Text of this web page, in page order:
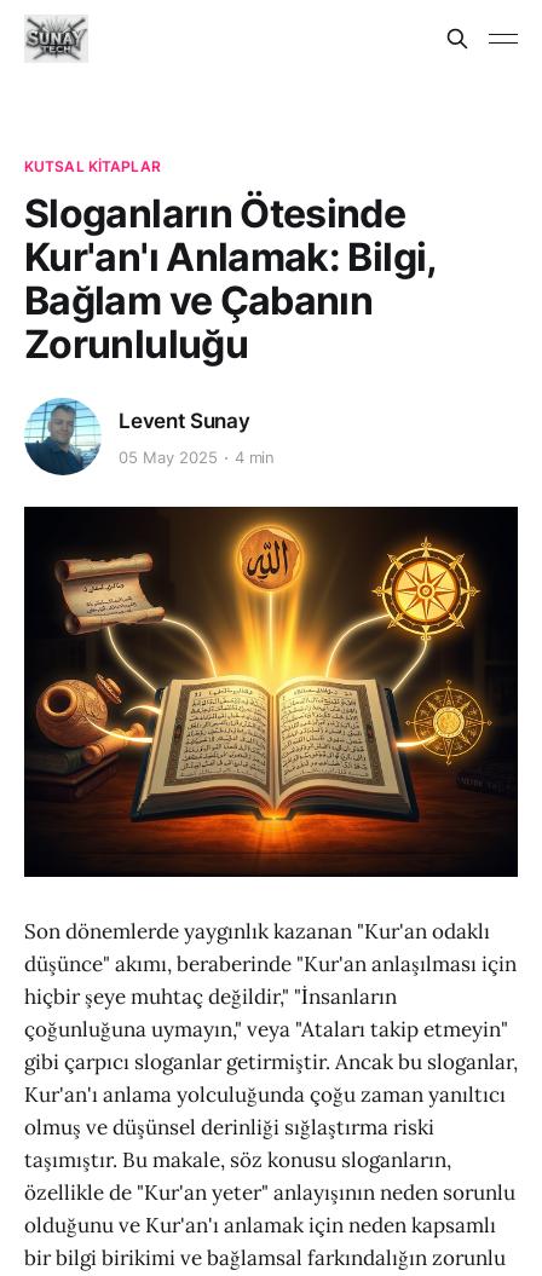
KUTSAL KITAPLAR
Sloganların Ötesinde
Kur'an'ı Anlamak: Bilgi,
Bağlam ve Çabanın
Zorunluluğu
Levent Sunay
05 May 2025 4 min
Son dönemlerde yaygınlık kazanan "Kur'an odaklı
düşünce" akımı, beraberinde "Kur'an anlaşılması için
hiçbir şeye muhtaç değildir," "İnsanların
çoğunluğuna uymayın," veya "Ataları takip etmeyin"
gibi çarpıcı sloganlar getirmiştir. Ancak bu sloganlar,
Kur'an'ı anlama yolculuğunda çoğu zaman yanıltıcı
olmuş ve düşünsel derinliği sığlaştırma riski
taşımıştır. Bu makale, söz konusu sloganların,
özellikle de "Kur'an yeter" anlayışının neden sorunlu
olduğunu ve Kur'an'ı anlamak için neden kapsamlı
bir bilgi birikimi ve bağlamsal farkındalığın zorunlu